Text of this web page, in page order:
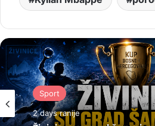
Sport
2 days ranije